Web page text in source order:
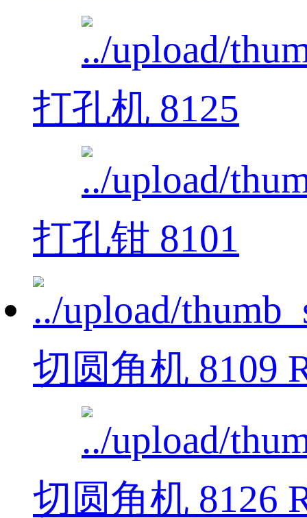
打孔机 8125
打孔钳 8101
切圆角机 8109
切圆角机 8126